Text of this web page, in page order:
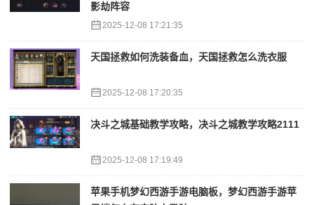
影劫阵容
2025-12-08 17:21:35
天国拯救如何洗装备血，天国拯救怎么洗衣服
2025-12-08 17:20:35
决斗之城基础教学攻略，决斗之城教学攻略2111
2025-12-08 17:19:49
苹果手机梦幻西游手游电脑板，梦幻西游手游苹